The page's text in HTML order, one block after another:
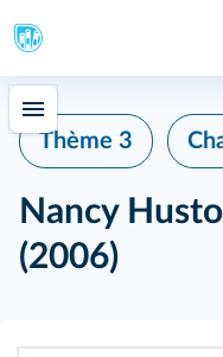
Thème 3
Nancy
(2006)